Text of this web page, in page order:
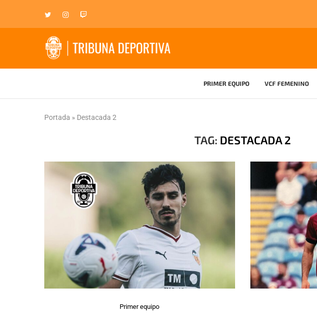
PRIMER EQUIPO VCF FEMENINO
Portada » Destacada 2
TAG: DESTACADA 2
Primer equipo